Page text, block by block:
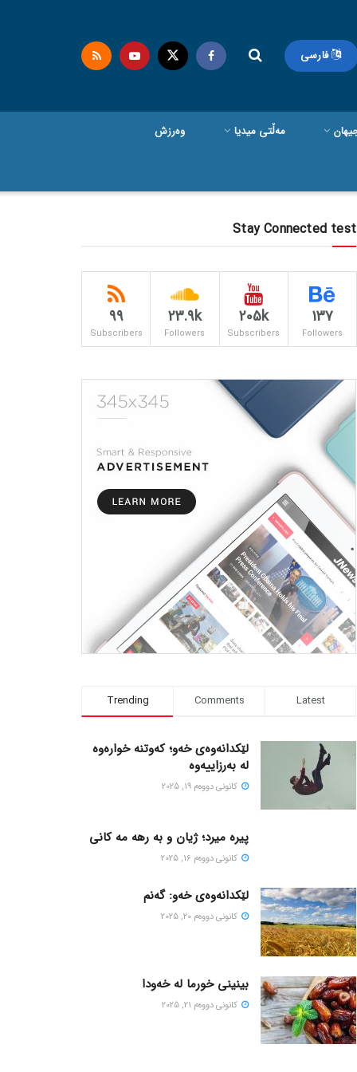
فارسی
مەڵتی میدیا وەرزش
Stay Connected test
137
Followers
205k
Subscribers
23.9k
Followers
99
Subscribers
Trending Comments Latest
لێکدانەوەی خەو؛ کەوتنە خوارەوە
لە بەرزاییەوە
كانونی دووه‌م 19, 2025
پیره میرد؛ ژیان و به رهه مه کانی
كانونی دووه‌م 16, 2025
لێکدانەوەی خەو: گەنم
كانونی دووه‌م 20, 2025
بینینی خورما لە خەودا
كانونی دووه‌م 21, 2025